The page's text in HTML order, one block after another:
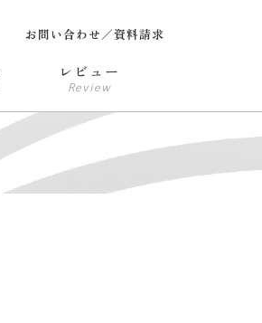
お問い合わせ／資料請求
レビュー
Review